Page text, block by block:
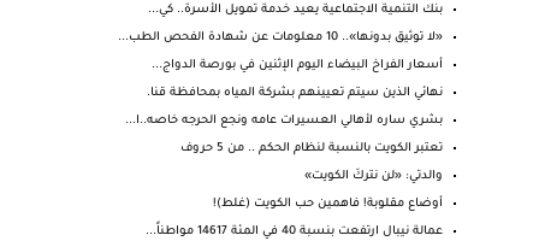
بنك التنمية الاجتماعية يعيد خدمة تمويل الأسرة.. كي...
«لا توثيق بدونها».. 10 معلومات عن شهادة الفحص الطب...
أسعار الفراخ البيضاء اليوم الإثنين في بورصة الدواج...
نهائي الذين سيتم تعيينهم بشركة المياه بمحافظة قنا.
بشري ساره لأهالي العسيرات عامه ونجع الحرجه خاصه..ا...
تعتبر الكويت بالنسبة لنظام الحكم .. من 5 حروف
والدتي: «لن نتركَ الكويت»
أوضاع مقلوبة! فاهمين حب الكويت (غلط)!
عمالة نيبال ارتفعت بنسبة 40 في المئة 14617 مواطناً...